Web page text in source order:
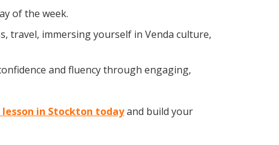
of the week.
travel, immersing yourself in Venda culture,
and fluency through engaging,
in Stockton todayand build your